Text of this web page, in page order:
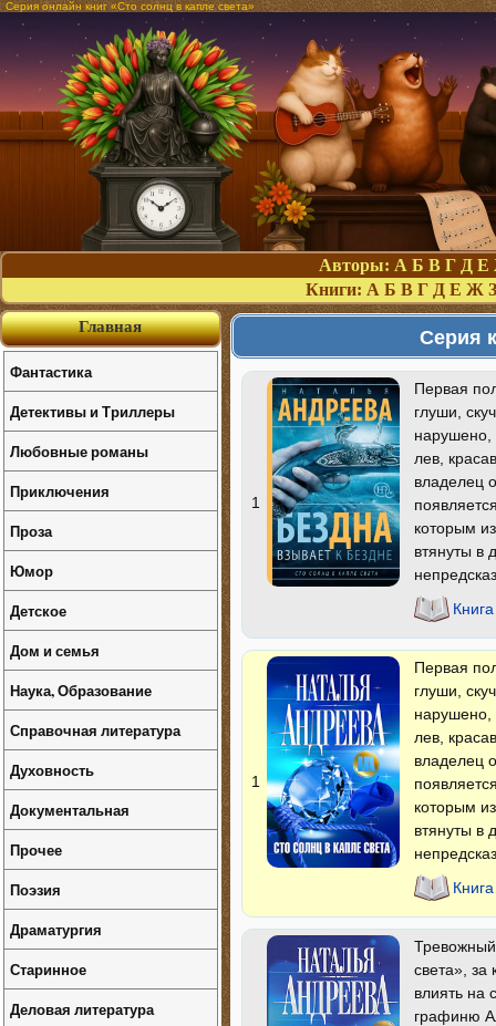
Серия онлайн книг «Сто солнц в капле света»
Авторы: А Б В Г Д Е
Книги: А Б В Г Д Е Ж З
Серия
1
Первая
глуши,
нарушено,
лев,
владелец
которым
втянуты в
1
Первая
глуши,
нарушено,
лев,
владелец
которым
втянуты в
света», за
влиять на
графиню
Главная
Фантастика
Детективы и Триллеры
Любовные романы
Приключения
Проза
Юмор
Детское
Дом и семья
Наука, Образование
Справочная литература
Духовность
Документальная
Прочее
Поэзия
Драматургия
Старинное
Деловая литература